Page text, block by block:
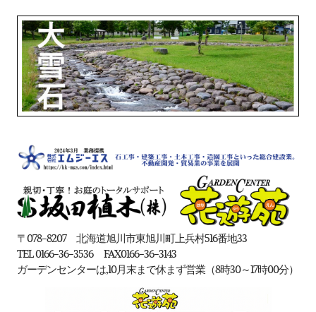
〒078-8207 北海道旭川市東旭川町上兵村516番地33
TEL 0166-36-3536 FAX0166-36-3143
ガーデンセンターは,10月末まで休まず営業（8時30～17時00分）